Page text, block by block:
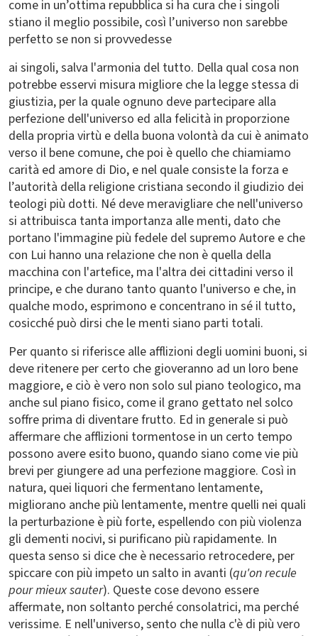
come in un’ottima repubblica si ha cura che i singoli
stiano il meglio possibile, così l’universo non sarebbe
perfetto se non si provvedesse
ai singoli, salva l'armonia del tutto. Della qual cosa non
potrebbe esservi misura migliore che la legge stessa di
giustizia, per la quale ognuno deve partecipare alla
perfezione dell'universo ed alla felicità in proporzione
della propria virtù e della buona volontà da cui è animato
verso il bene comune, che poi è quello che chiamiamo
carità ed amore di Dio, e nel quale consiste la forza e
l’autorità della religione cristiana secondo il giudizio dei
teologi più dotti. Né deve meravigliare che nell'universo
si attribuisca tanta importanza alle menti, dato che
portano l'immagine più fedele del supremo Autore e che
con Lui hanno una relazione che non è quella della
macchina con l'artefice, ma l'altra dei cittadini verso il
principe, e che durano tanto quanto l'universo e che, in
qualche modo, esprimono e concentrano in sé il tutto,
cosicché può dirsi che le menti siano parti totali.
Per quanto si riferisce alle afflizioni degli uomini buoni, si
deve ritenere per certo che gioveranno ad un loro bene
maggiore, e ciò è vero non solo sul piano teologico, ma
anche sul piano fisico, come il grano gettato nel solco
soffre prima di diventare frutto. Ed in generale si può
affermare che afflizioni tormentose in un certo tempo
possono avere esito buono, quando siano come vie più
brevi per giungere ad una perfezione maggiore. Così in
natura, quei liquori che fermentano lentamente,
migliorano anche più lentamente, mentre quelli nei quali
la perturbazione è più forte, espellendo con più violenza
gli dementi nocivi, si purificano più rapidamente. In
questa senso si dice che è necessario retrocedere, per
spiccare con più impeto un salto in avanti (qu'on recule
pour mieux sauter). Queste cose devono essere
affermate, non soltanto perché consolatrici, ma perché
verissime. E nell'universo, sento che nulla c'è di più vero